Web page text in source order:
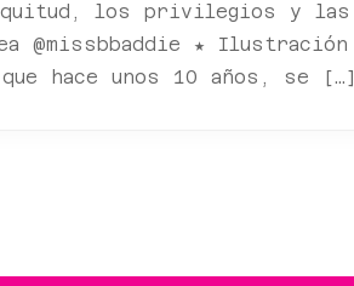
los privilegios y las
@missbbaddie ★ Ilustración
hace unos 10 años, se […]